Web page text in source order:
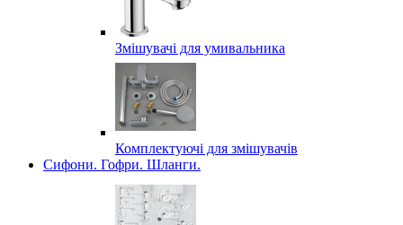
Змішувачі для умивальника
Комплектуючі для змішувачів
Сифони. Гофри. Шланги.